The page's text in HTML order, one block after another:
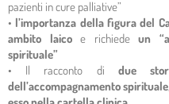
pazienti in cure palliative”
• l’importanza della figura del
ambito laicoe richiedeun
spirituale”
• Il racconto di due
dell’accompagnamento spirituale